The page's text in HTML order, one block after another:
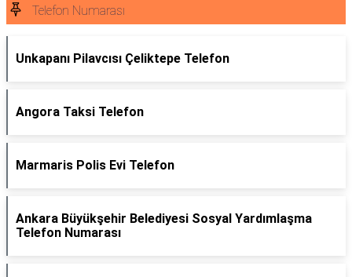
Telefon Numarası
Unkapanı Pilavcısı Çeliktepe Telefon
Angora Taksi Telefon
Marmaris Polis Evi Telefon
Ankara Büyükşehir Belediyesi Sosyal Yardımlaşma
Telefon Numarası